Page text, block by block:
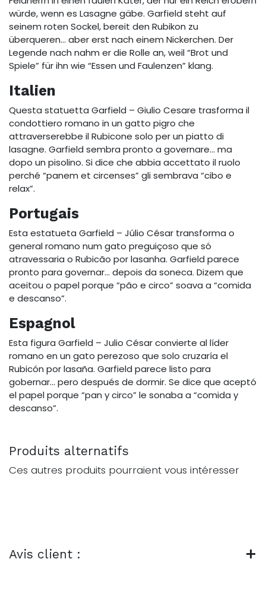
würde, wenn es Lasagne gäbe. Garfield steht auf
seinem roten Sockel, bereit den Rubikon zu
überqueren… aber erst nach einem Nickerchen. Der
Legende nach nahm er die Rolle an, weil “Brot und
Spiele” für ihn wie “Essen und Faulenzen” klang.
Italien
Questa statuetta Garfield – Giulio Cesare trasforma il
condottiero romano in un gatto pigro che
attraverserebbe il Rubicone solo per un piatto di
lasagne. Garfield sembra pronto a governare… ma
dopo un pisolino. Si dice che abbia accettato il ruolo
perché “panem et circenses” gli sembrava “cibo e
relax”.
Portugais
Esta estatueta Garfield – Júlio César transforma o
general romano num gato preguiçoso que só
atravessaria o Rubicão por lasanha. Garfield parece
pronto para governar… depois da soneca. Dizem que
aceitou o papel porque “pão e circo” soava a “comida
e descanso”.
Espagnol
Esta figura Garfield – Julio César convierte al líder
romano en un gato perezoso que solo cruzaría el
Rubicón por lasaña. Garfield parece listo para
gobernar… pero después de dormir. Se dice que aceptó
el papel porque “pan y circo” le sonaba a “comida y
descanso”.
Produits alternatifs
Ces autres produits pourraient vous intéresser
Avis client :